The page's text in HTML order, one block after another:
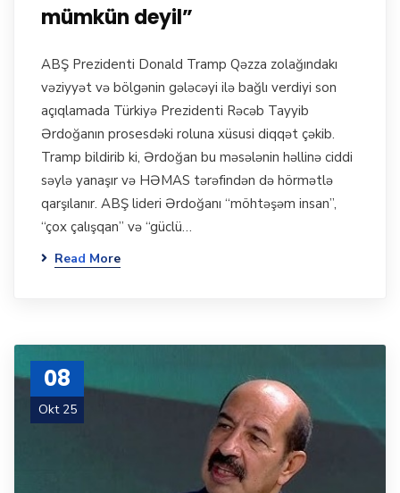
mümkün deyil”
ABŞ Prezidenti Donald Tramp Qəzza zolağındakı
vəziyyət və bölgənin gələcəyi ilə bağlı verdiyi son
açıqlamada Türkiyə Prezidenti Rəcəb Tayyib
Ərdoğanın prosesdəki roluna xüsusi diqqət çəkib.
Tramp bildirib ki, Ərdoğan bu məsələnin həllinə ciddi
səylə yanaşır və HƏMAS tərəfindən də hörmətlə
qarşılanır. ABŞ lideri Ərdoğanı “möhtəşəm insan”,
“çox çalışqan” və “güclü…
Read More
08
Okt 25